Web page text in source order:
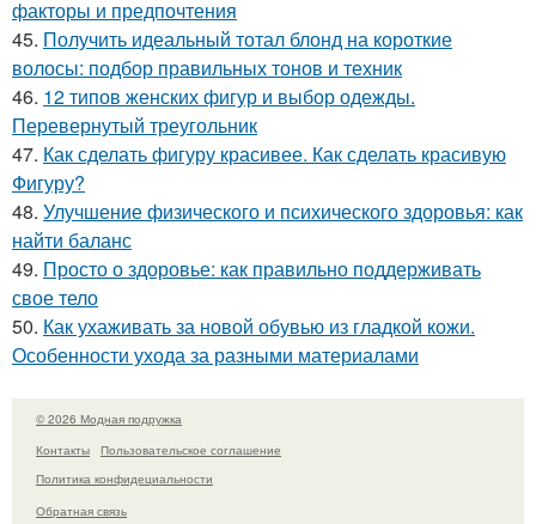
факторы и предпочтения
45. Получить идеальный тотал блонд на короткие
волосы: подбор правильных тонов и техник
46. 12 типов женских фигур и выбор одежды.
Перевернутый треугольник
47. Как сделать фигуру красивее. Как сделать красивую
Фигуру?
48. Улучшение физического и психического здоровья: как
найти баланс
49. Просто о здоровье: как правильно поддерживать
свое тело
50. Как ухаживать за новой обувью из гладкой кожи.
Особенности ухода за разными материалами
© 2026 Модная подружка
Контакты
Пользовательское соглашение
Политика конфидециальности
Обратная связь